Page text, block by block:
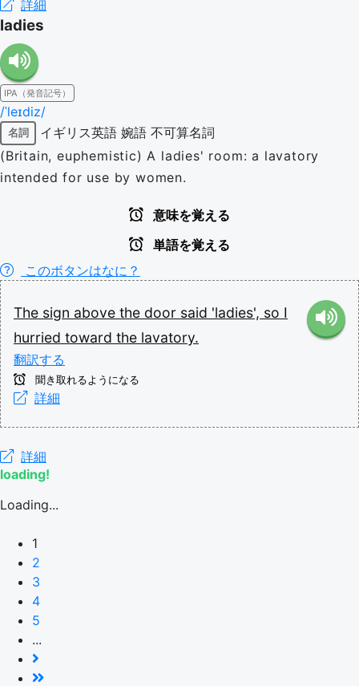
詳細
ladies
IPA（発音記号）
/ˈleɪdiz/
名詞 イギリス英語 婉語 不可算名詞
(Britain, euphemistic) A ladies' room: a lavatory
intended for use by women.
意味を覚える
単語を覚える
このボタンはなに？
The sign above the door said 'ladies', so I
hurried toward the lavatory.
翻訳する
聞き取れるようになる
詳細
詳細
loading!
Loading...
1
2
3
4
5
...